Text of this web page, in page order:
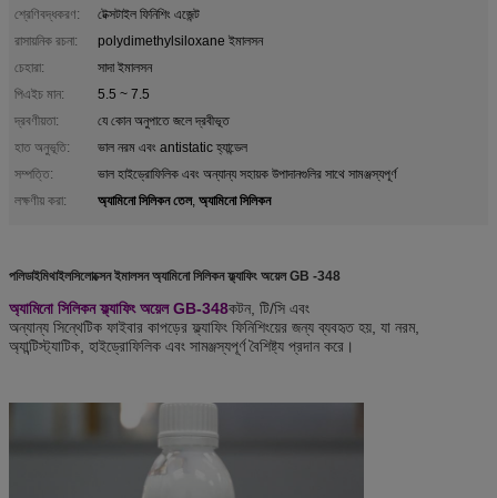
শ্রেণিবদ্ধকরণ:
টেক্সটাইল ফিনিশিং এজেন্ট
রাসায়নিক রচনা:
polydimethylsiloxane ইমালসন
চেহারা:
সাদা ইমালসন
পিএইচ মান:
5.5 ~ 7.5
দ্রবণীয়তা:
যে কোন অনুপাতে জলে দ্রবীভূত
হাত অনুভূতি:
ভাল নরম এবং antistatic হ্যান্ডেল
সম্পত্তি:
ভাল হাইড্রোফিলিক এবং অন্যান্য সহায়ক উপাদানগুলির সাথে সামঞ্জস্যপূর্ণ
লক্ষণীয় করা:
অ্যামিনো সিলিকন তেল, অ্যামিনো সিলিকন
পলিডাইমিথাইলসিলোক্সেন ইমালসন অ্যামিনো সিলিকন ফ্ল্যাফিং অয়েল GB -348
অ্যামিনো সিলিকন ফ্ল্যাফিং অয়েল GB-348কটন, টি/সি এবং
অন্যান্য সিন্থেটিক ফাইবার কাপড়ের ফ্ল্যাফিং ফিনিশিংয়ের জন্য ব্যবহৃত হয়, যা নরম,
অ্যান্টিস্ট্যাটিক, হাইড্রোফিলিক এবং সামঞ্জস্যপূর্ণ বৈশিষ্ট্য প্রদান করে।